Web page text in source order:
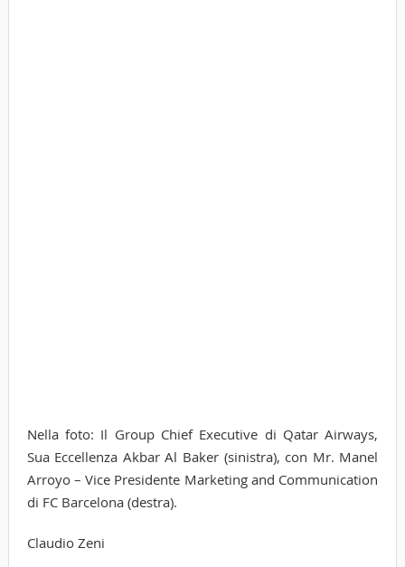
Nella foto: Il Group Chief Executive di Qatar Airways,
Sua Eccellenza Akbar Al Baker (sinistra), con Mr. Manel
Arroyo – Vice Presidente Marketing and Communication
di FC Barcelona (destra).
Claudio Zeni